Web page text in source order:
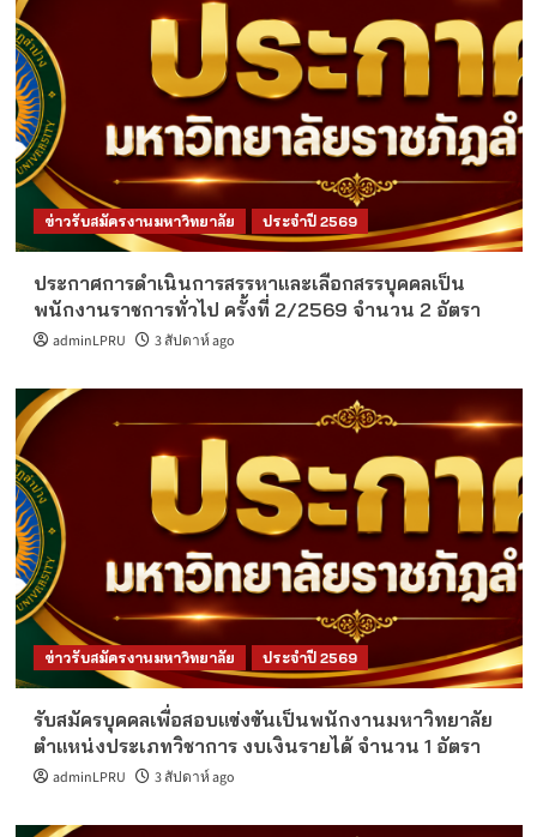
ข่าวรับสมัครงานมหาวิทยาลัย ประจำปี 2569
ประกาศการดำเนินการสรรหาและเลือกสรรบุคคลเป็น
พนักงานราชการทั่วไป ครั้งที่ 2/2569 จำนวน 2 อัตรา
adminLPRU 3 สัปดาห์ ago
ข่าวรับสมัครงานมหาวิทยาลัย ประจำปี 2569
รับสมัครบุคคลเพื่อสอบแข่งขันเป็นพนักงานมหาวิทยาลัย
ตำแหน่งประเภทวิชาการ งบเงินรายได้ จำนวน 1 อัตรา
adminLPRU 3 สัปดาห์ ago